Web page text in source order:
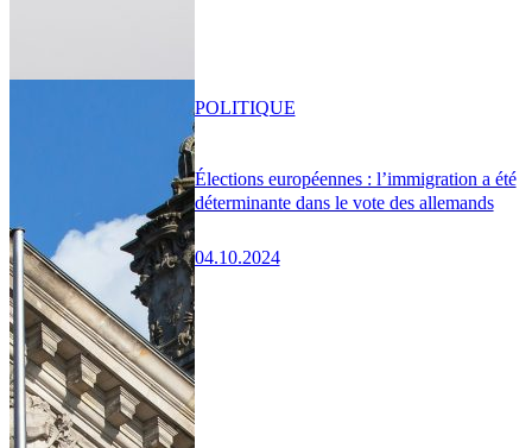
Élections européennes : l’immigration a été
déterminante dans le vote des allemands
04.10.2024
POLITIQUE